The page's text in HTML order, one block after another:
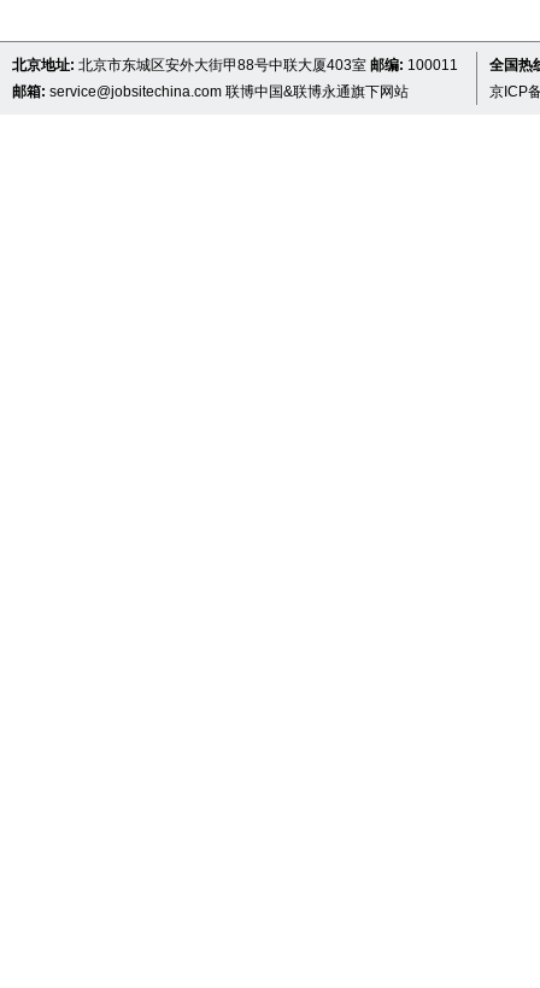
北京地址: 北京市东城区安外大街甲88号中联大厦403室 邮编: 100011
邮箱: service@jobsitechina.com 联博中国&联博永通旗下网站
全国热
京ICP